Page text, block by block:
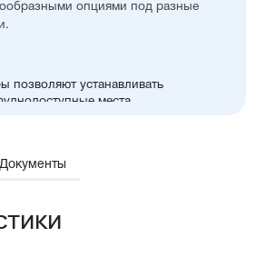
опциями под разные
позволяют устанавливать
места
опций и монтажных
Документы